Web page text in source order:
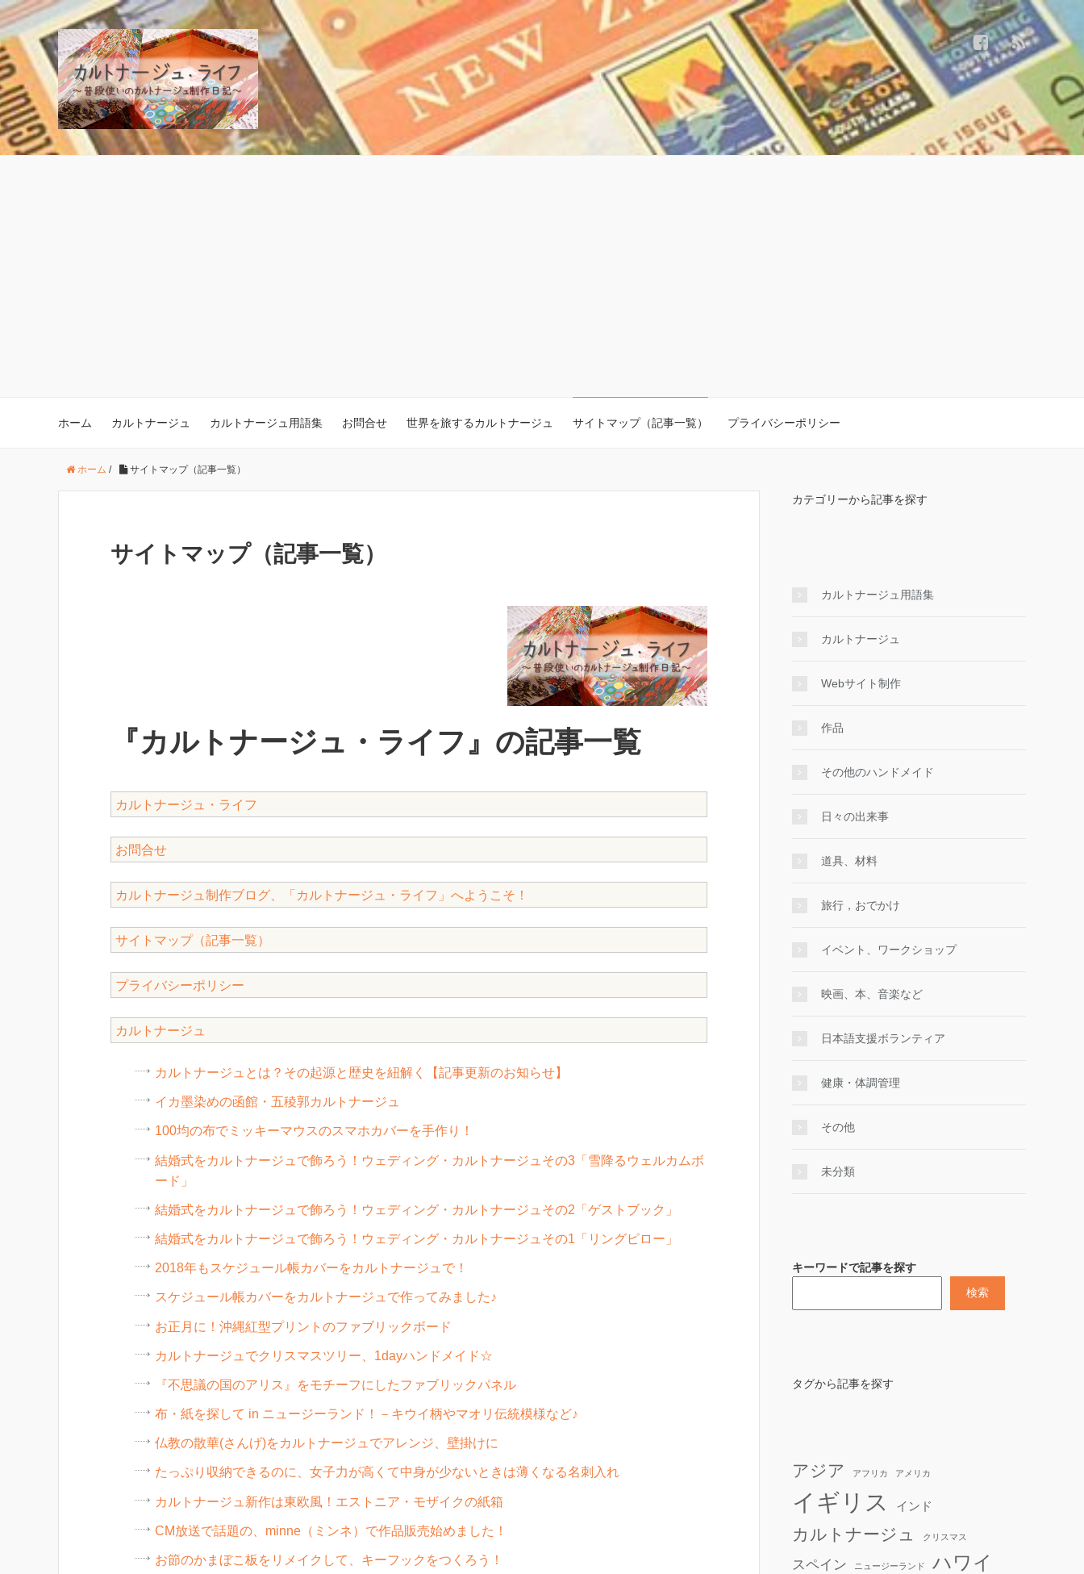
ホーム カルトナージュ カルトナージュ用語集 お問合せ 世界を旅するカルトナージュ サイトマップ（記事一覧） プライバシーポリシー
ホーム / サイトマップ（記事一覧）
サイトマップ（記事一覧）
『カルトナージュ・ライフ』の記事一覧
カルトナージュ・ライフ
お問合せ
カルトナージュ制作ブログ、「カルトナージュ・ライフ」へようこそ！
サイトマップ（記事一覧）
プライバシーポリシー
カルトナージュ
カルトナージュとは？その起源と歴史を紐解く【記事更新のお知らせ】
イカ墨染めの函館・五稜郭カルトナージュ
100均の布でミッキーマウスのスマホカバーを手作り！
結婚式をカルトナージュで飾ろう！ウェディング・カルトナージュその3「雪降るウェルカムボ
ード」
結婚式をカルトナージュで飾ろう！ウェディング・カルトナージュその2「ゲストブック」
結婚式をカルトナージュで飾ろう！ウェディング・カルトナージュその1「リングピロー」
2018年もスケジュール帳カバーをカルトナージュで！
スケジュール帳カバーをカルトナージュで作ってみました♪
お正月に！沖縄紅型プリントのファブリックボード
カルトナージュでクリスマスツリー、1dayハンドメイド☆
『不思議の国のアリス』をモチーフにしたファブリックパネル
布・紙を探して in ニュージーランド！－キウイ柄やマオリ伝統模様など♪
仏教の散華(さんげ)をカルトナージュでアレンジ、壁掛けに
たっぷり収納できるのに、女子力が高くて中身が少ないときは薄くなる名刺入れ
カルトナージュ新作は東欧風！エストニア・モザイクの紙箱
CM放送で話題の、minne（ミンネ）で作品販売始めました！
お節のかまぼこ板をリメイクして、キーフックをつくろう！
カテゴリーから記事を探す
カルトナージュ用語集
カルトナージュ
Webサイト制作
作品
その他のハンドメイド
日々の出来事
道具、材料
旅行，おでかけ
イベント、ワークショップ
映画、本、音楽など
日本語支援ボランティア
健康・体調管理
その他
未分類
キーワードで記事を探す
検索
タグから記事を探す
アジア アフリカ アメリカ
イギリス インド
カルトナージュ クリスマス
スペイン ニュージーランド ハワイ